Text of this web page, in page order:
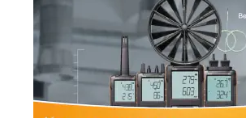
Китайская Shenling
линейку тепловых
«воздух-вода» на
Серия ThermaX R290 All-
включает три модели ...
4 АВГУСТА 2026
Тепловые насосы в